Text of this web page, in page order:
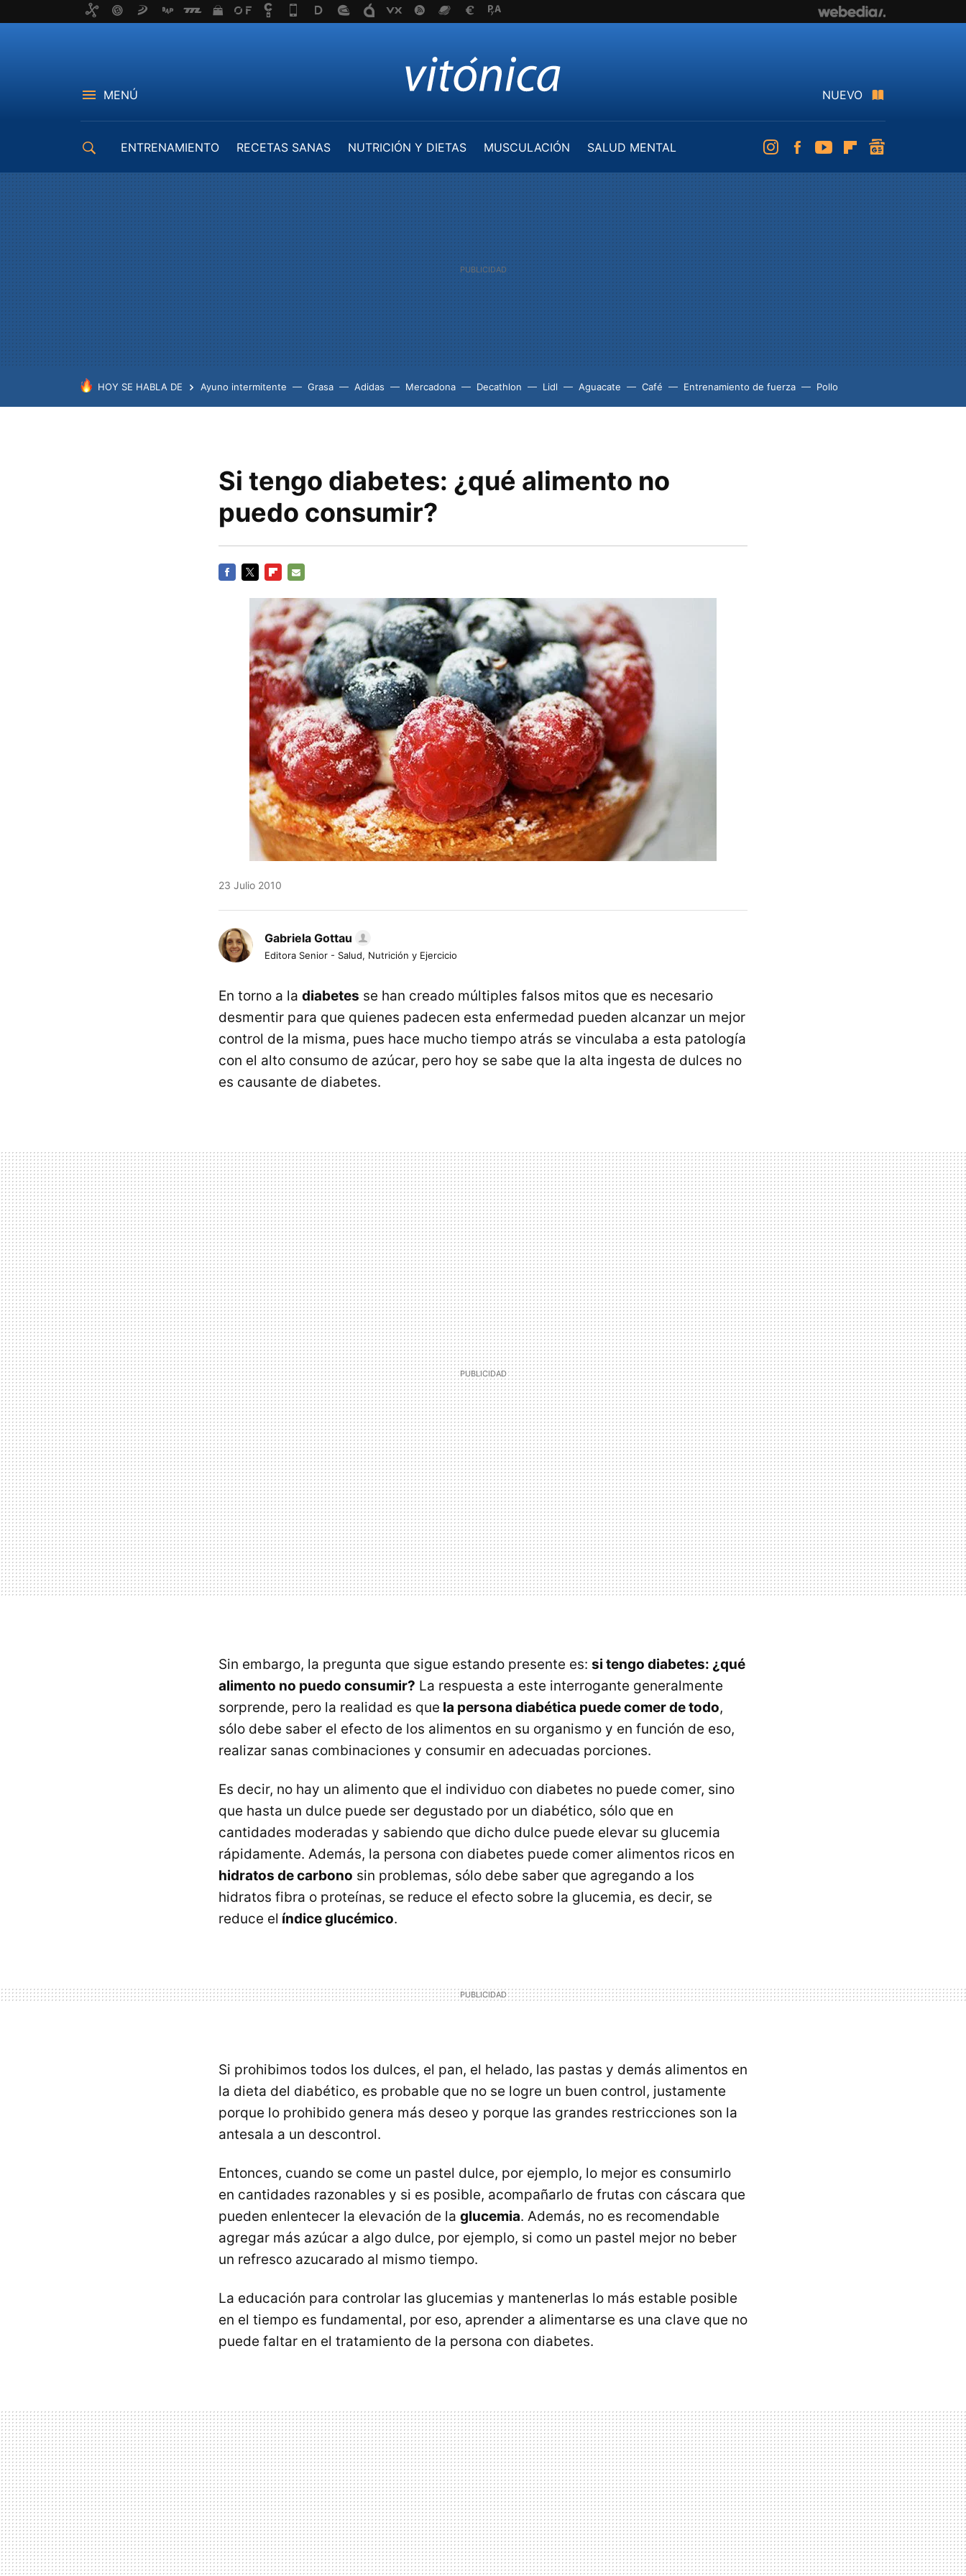
MENÚ NUEVO
ENTRENAMIENTO RECETAS SANAS NUTRICIÓN Y DIETAS MUSCULACIÓN
SALUD MENTAL
InstagramFacebookYoutubeFlipboard
HOY SE HABLA DE Ayuno intermitente Grasa Adidas Mercadona Decathlon Lidl Aguacate Café Entrenamiento de fuerza Pollo
Si tengo diabetes: ¿qué alimento no
puedo consumir?
MAIL
23 Julio 2010
Gabriela Gottau
Editora Senior - Salud, Nutrición y Ejercicio
En torno a la diabetes se han creado múltiples falsos mitos que es necesario
desmentir para que quienes padecen esta enfermedad pueden alcanzar un mejor
control de la misma, pues hace mucho tiempo atrás se vinculaba a esta patología
con el alto consumo de azúcar, pero hoy se sabe que la alta ingesta de dulces no
es causante de diabetes.
Sin embargo, la pregunta que sigue estando presente es: si tengo diabetes: ¿qué
alimento no puedo consumir? La respuesta a este interrogante generalmente
sorprende, pero la realidad es que la persona diabética puede comer de todo,
sólo debe saber el efecto de los alimentos en su organismo y en función de eso,
realizar sanas combinaciones y consumir en adecuadas porciones.
Es decir, no hay un alimento que el individuo con diabetes no puede comer, sino
que hasta un dulce puede ser degustado por un diabético, sólo que en
cantidades moderadas y sabiendo que dicho dulce puede elevar su glucemia
rápidamente. Además, la persona con diabetes puede comer alimentos ricos en
hidratos de carbono sin problemas, sólo debe saber que agregando a los
hidratos fibra o proteínas, se reduce el efecto sobre la glucemia, es decir, se
reduce el índice glucémico.
Si prohibimos todos los dulces, el pan, el helado, las pastas y demás alimentos en
la dieta del diabético, es probable que no se logre un buen control, justamente
porque lo prohibido genera más deseo y porque las grandes restricciones son la
antesala a un descontrol.
Entonces, cuando se come un pastel dulce, por ejemplo, lo mejor es consumirlo
en cantidades razonables y si es posible, acompañarlo de frutas con cáscara que
pueden enlentecer la elevación de la glucemia. Además, no es recomendable
agregar más azúcar a algo dulce, por ejemplo, si como un pastel mejor no beber
un refresco azucarado al mismo tiempo.
La educación para controlar las glucemias y mantenerlas lo más estable posible
en el tiempo es fundamental, por eso, aprender a alimentarse es una clave que no
puede faltar en el tratamiento de la persona con diabetes.